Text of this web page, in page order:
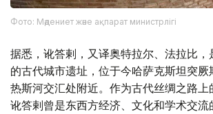
Фото: Мәдениет және ақпарат министрлігі
据悉，讹答剌，又译奥特拉尔、法拉比，
的古代城市遗址，位于今哈萨克斯坦突
热斯河交汇处附近。作为古代丝绸之路上
讹答剌曾是东西方经济、文化和学术交流